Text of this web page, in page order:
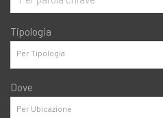
Tipologia
Dove